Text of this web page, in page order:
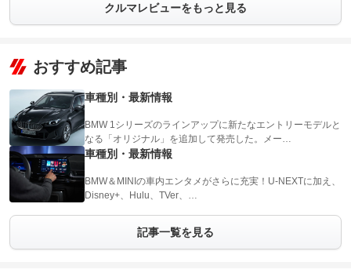
クルマレビューをもっと見る
おすすめ記事
車種別・最新情報
BMW 1シリーズのラインアップに新たなエントリーモデルと
なる「オリジナル」を追加して発売した。メー…
車種別・最新情報
BMW＆MINIの車内エンタメがさらに充実！U-NEXTに加え、
Disney+、Hulu、TVer、…
記事一覧を見る